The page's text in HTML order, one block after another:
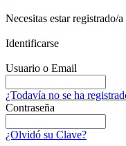
Necesitas estar registrado/
Identificarse
Usuario o Email
¿Todavía no se ha
Contraseña
¿Olvidó su Clave?